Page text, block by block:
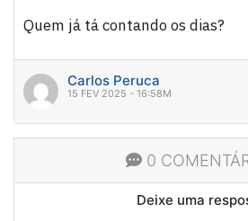
Quem já tá contando os dias?
Carlos Peruca
15 FEV 2025 - 16:58M
0
Deixe uma